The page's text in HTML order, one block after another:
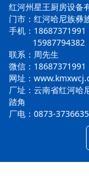
红河州星王厨房设备
门市：红河哈尼族彝
手机：18687371991
15987794382
联系：周先生
微信：18687371991
网址：
厂址：云南省红河哈
踏角
厂电：0873-3736635